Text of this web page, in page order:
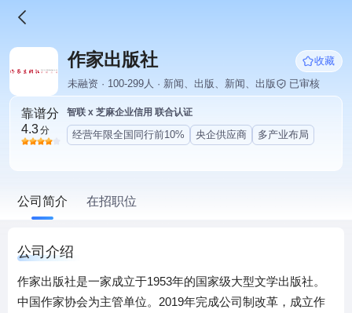
作家出版社
收藏
未融资 · 100-299人 · 新闻、出版、新闻、出版
已审核
靠谱分
4.3分
智联 x 芝麻企业信用 联合认证
经营年限全国同行前10% 央企供应商 多产业布局
公司简介 在招职位
公司介绍
作家出版社是一家成立于1953年的国家级大型文学出版社。
中国作家协会为主管单位。2019年完成公司制改革，成立作